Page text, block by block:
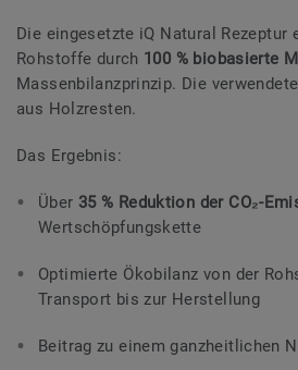
Die eingesetzte iQ Natural
Rohstoffe durch 100 % biobasierte
Massenbilanzprinzip. Die
aus Holzresten.
Das Ergebnis:
Über 35 % Reduktion der CO₂-
Wertschöpfungskette
Optimierte Ökobilanz von der
Transport bis zur Herstellung
Beitrag zu einem ganzheitlichen